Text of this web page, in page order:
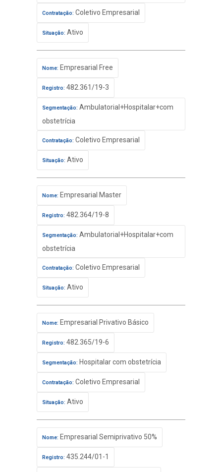
Contratação: Coletivo Empresarial
Situação: Ativo
Nome: Empresarial Free
Registro: 482.361/19-3
Segmentação: Ambulatorial+Hospitalar+com
obstetrícia
Contratação: Coletivo Empresarial
Situação: Ativo
Nome: Empresarial Master
Registro: 482.364/19-8
Segmentação: Ambulatorial+Hospitalar+com
obstetrícia
Contratação: Coletivo Empresarial
Situação: Ativo
Nome: Empresarial Privativo Básico
Registro: 482.365/19-6
Segmentação: Hospitalar com obstetrícia
Contratação: Coletivo Empresarial
Situação: Ativo
Nome: Empresarial Semiprivativo 50%
Registro: 435.244/01-1